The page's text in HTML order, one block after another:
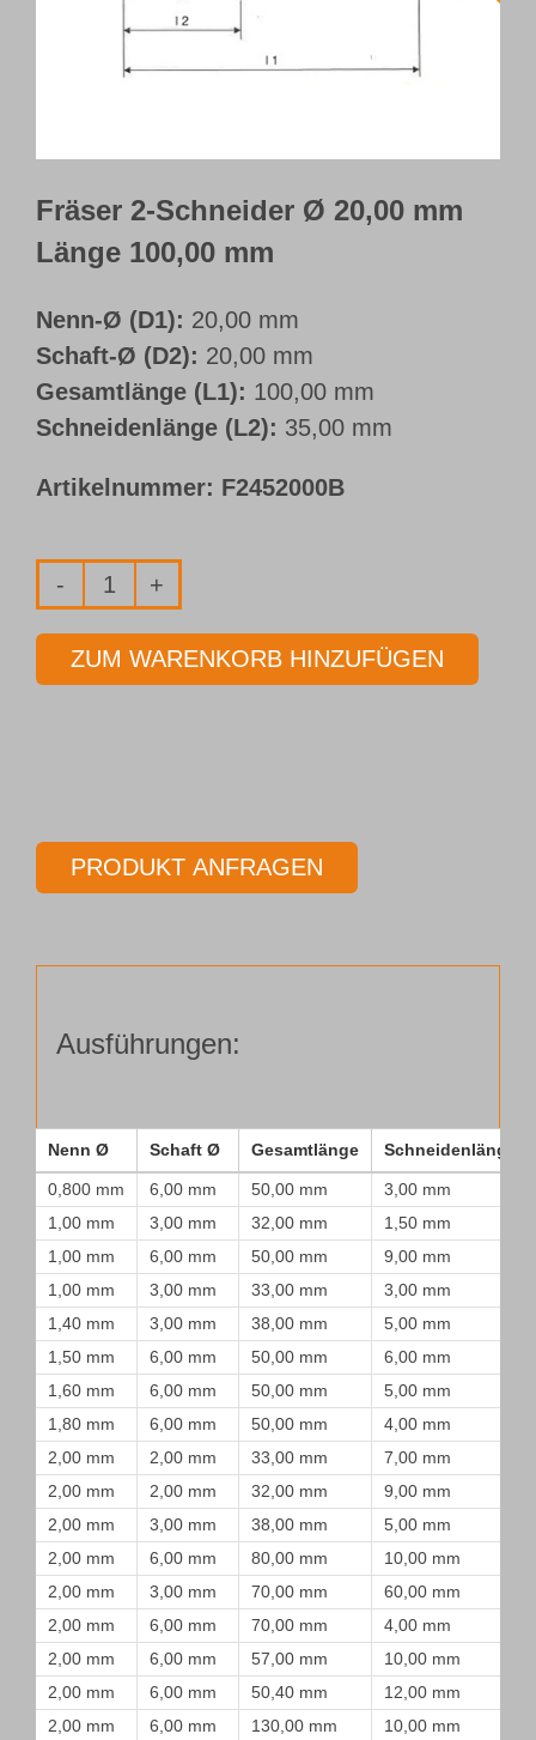
Webshop
Fräser 2-Schneider Ø 20,00 mm
Länge 100,00 mm
Nenn-Ø (D1): 20,00 mm
Schaft-Ø (D2): 20,00 mm
Gesamtlänge (L1): 100,00 mm
Schneidenlänge (L2): 35,00 mm
Artikelnummer: F2452000B
Fräser
2-
Schneider
100,00
mm
ZUM WARENKORB HINZUFÜGEN
PRODUKT ANFRAGEN
Ausführungen:
Nenn Ø Schaft Ø Gesamtlänge Schneidenlänge
0,800 mm 6,00 mm 50,00 mm
3,00 mm
1,00 mm
3,00 mm 32,00 mm
1,50 mm
1,00 mm
6,00 mm 50,00 mm
9,00 mm
1,00 mm
3,00 mm 33,00 mm
3,00 mm
1,40 mm
3,00 mm 38,00 mm
5,00 mm
1,50 mm
6,00 mm 50,00 mm
6,00 mm
1,60 mm
6,00 mm 50,00 mm
5,00 mm
1,80 mm
6,00 mm 50,00 mm
4,00 mm
2,00 mm
2,00 mm 33,00 mm
7,00 mm
2,00 mm
2,00 mm 32,00 mm
9,00 mm
2,00 mm
3,00 mm 38,00 mm
5,00 mm
2,00 mm
6,00 mm 80,00 mm
10,00 mm
2,00 mm
3,00 mm 70,00 mm
60,00 mm
2,00 mm
6,00 mm 70,00 mm
4,00 mm
2,00 mm
6,00 mm 57,00 mm
10,00 mm
2,00 mm
6,00 mm 50,40 mm
12,00 mm
2,00 mm
6,00 mm 130,00 mm
10,00 mm